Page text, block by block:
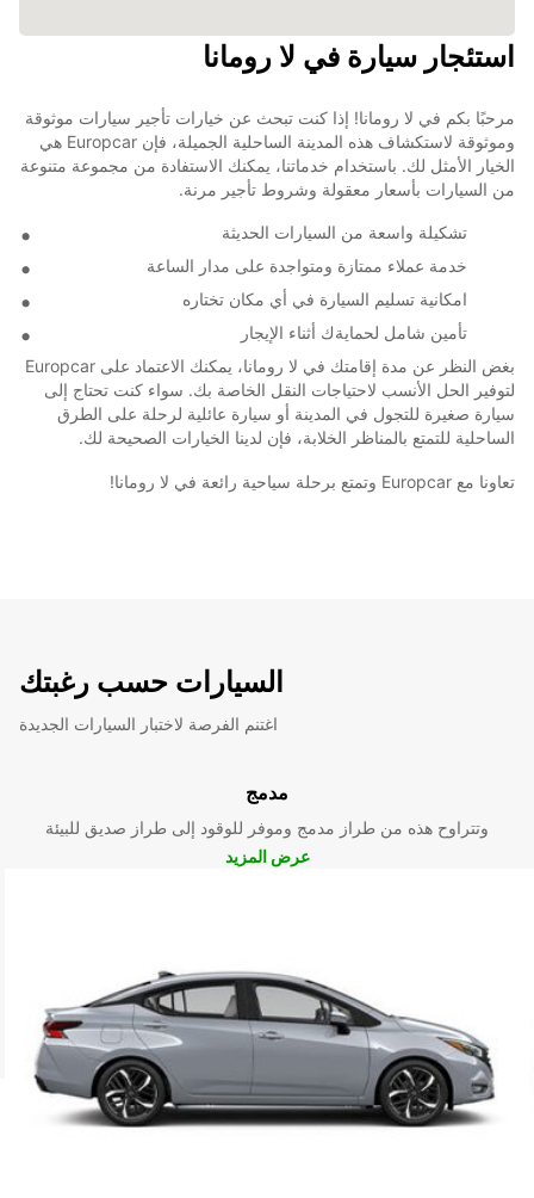
استئجار سيارة في لا رومانا
مرحبًا بكم في لا رومانا! إذا كنت تبحث عن خيارات تأجير سيارات موثوقة
وموثوقة لاستكشاف هذه المدينة الساحلية الجميلة، فإن Europcar هي
الخيار الأمثل لك. باستخدام خدماتنا، يمكنك الاستفادة من مجموعة متنوعة
من السيارات بأسعار معقولة وشروط تأجير مرنة.
تشكيلة واسعة من السيارات الحديثة
خدمة عملاء ممتازة ومتواجدة على مدار الساعة
امكانية تسليم السيارة في أي مكان تختاره
تأمين شامل لحمايةك أثناء الإيجار
بغض النظر عن مدة إقامتك في لا رومانا، يمكنك الاعتماد على Europcar
لتوفير الحل الأنسب لاحتياجات النقل الخاصة بك. سواء كنت تحتاج إلى
سيارة صغيرة للتجول في المدينة أو سيارة عائلية لرحلة على الطرق
الساحلية للتمتع بالمناظر الخلابة، فإن لدينا الخيارات الصحيحة لك.
تعاونا مع Europcar وتمتع برحلة سياحية رائعة في لا رومانا!
السيارات حسب رغبتك
اغتنم الفرصة لاختبار السيارات الجديدة
مدمج
وتتراوح هذه من طراز مدمج وموفر للوقود إلى طراز صديق للبيئة
عرض المزيد